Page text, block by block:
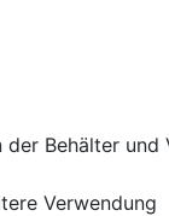
Behälter und
Verwendung